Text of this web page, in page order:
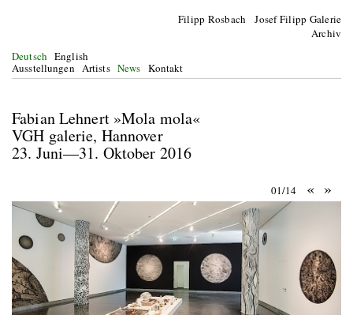
Filipp Rosbach Josef Filipp Galerie
Archiv
Deutsch English
Ausstellungen Artists News Kontakt
Fabian Lehnert »Mola mola«
VGH galerie, Hannover
23. Juni—31. Oktober 2016
01/14 « »